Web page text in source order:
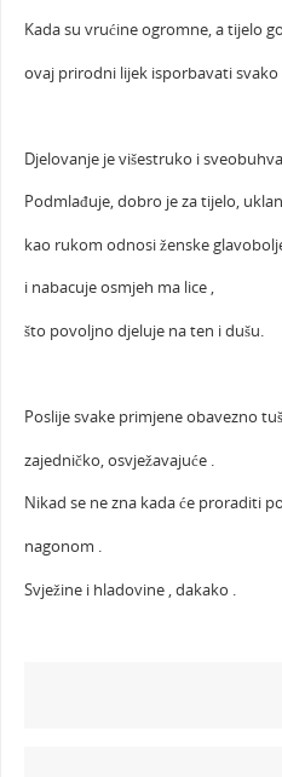
Kada su vrućine ogromne, a tijelo
ovaj prirodni lijek isporbavati svako
Djelovanje je višestruko i
Podmlađuje, dobro je za tijelo,
kao rukom odnosi ženske
i nabacuje osmjeh ma lice ,
što povoljno djeluje na ten i dušu.
Poslije svake primjene obavezno
zajedničko, osvježavajuće .
Nikad se ne zna kada će proraditi
nagonom .
Svježine i hladovine , dakako .